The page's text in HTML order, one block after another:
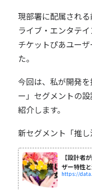
現部署に配属され
ライブ・エンタテ
チケットぴあユー
た。
今回は、私が開発
ー」セグメントの
紹介します。
新セグメント「推
【設計者
ザー特性
https://